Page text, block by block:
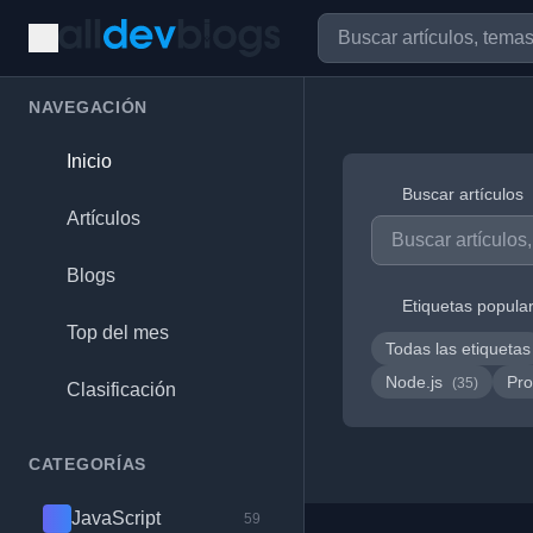
NAVEGACIÓN
Inicio
Artículos
Blogs
Top del mes
Clasificación
CATEGORÍAS
JavaScript 59
Buscar artículos
Etiquetas
Todas las etiquetas
Node.js (35)